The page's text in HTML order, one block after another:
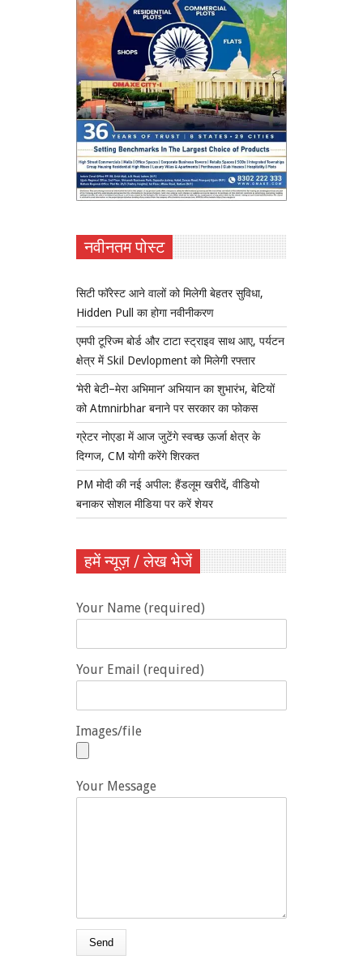
नवीनतम पोस्ट
सिटी फॉरेस्ट आने वालों को मिलेगी बेहतर सुविधा,
Hidden Pull का होगा नवीनीकरण
एमपी टूरिज्म बोर्ड और टाटा स्ट्राइव साथ आए, पर्यटन
क्षेत्र में Skil Devlopment को मिलेगी रफ्तार
‘मेरी बेटी–मेरा अभिमान’ अभियान का शुभारंभ, बेटियों
को Atmnirbhar बनाने पर सरकार का फोकस
ग्रेटर नोएडा में आज जुटेंगे स्वच्छ ऊर्जा क्षेत्र के
दिग्गज, CM योगी करेंगे शिरकत
PM मोदी की नई अपील: हैंडलूम खरीदें, वीडियो
बनाकर सोशल मीडिया पर करें शेयर
हमें न्यूज़ / लेख भेजें
Your Name (required)
Your Email (required)
Images/file
Your Message